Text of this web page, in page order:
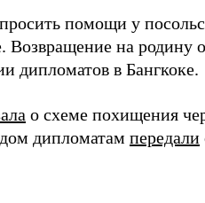
помощи у
Возвращение на родину
дипломатов в Бангкоке.
о схеме похищения
дипломатам передали